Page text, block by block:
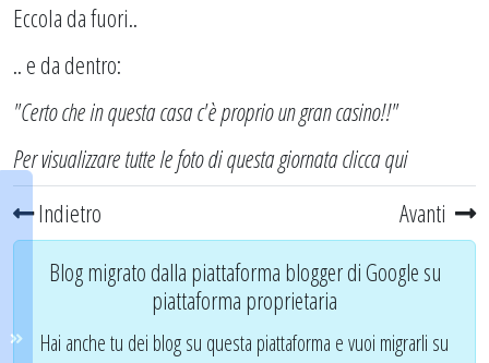
Eccola da fuori..
.. e da dentro:
"Certo che in questa casa c'è proprio un gran casino!!"
Per visualizzare tutte le foto di questa giornataclicca qui
Indietro
Avanti
Blog migrato dalla piattaforma blogger di Google su
piattaforma proprietaria
Hai anche tu dei blog su questa piattaforma e vuoi migrarli su